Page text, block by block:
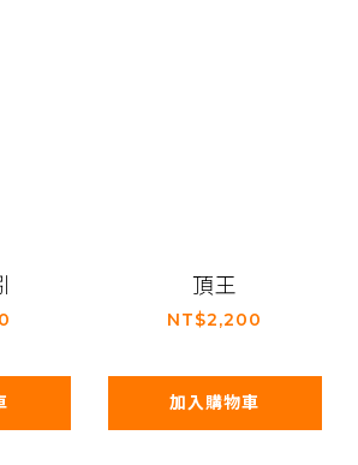
頂王
NT$2,200
加入購物車